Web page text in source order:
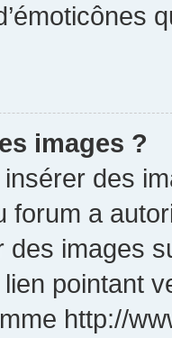
images ?
des
forum a
des images
pointant
http://